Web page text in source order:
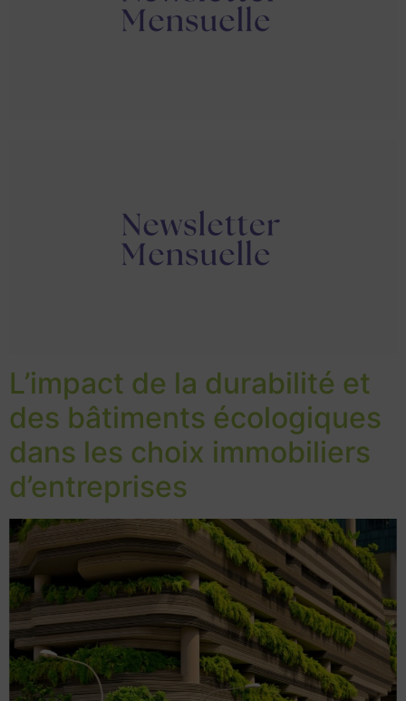
L’impact de la durabilité et
des bâtiments écologiques
dans les choix immobiliers
d’entreprises